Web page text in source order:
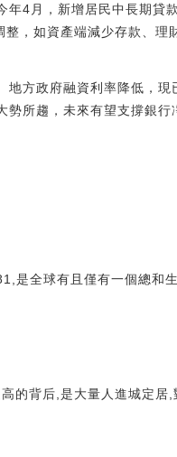
年4月，新增居民中長期貸
，如資產端減少存款、理
地方政府融資利率降低，現
勢所趨，未來有望支撐銀行
是全球有且僅有一個總和
的背后,是大量人進城定居,